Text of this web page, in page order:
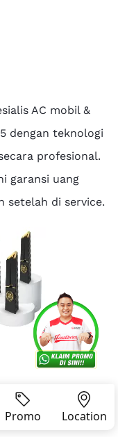
About Us
Promo Location
AC mobil &
dengan teknologi
profesional.
garansi uang
setelah di service.